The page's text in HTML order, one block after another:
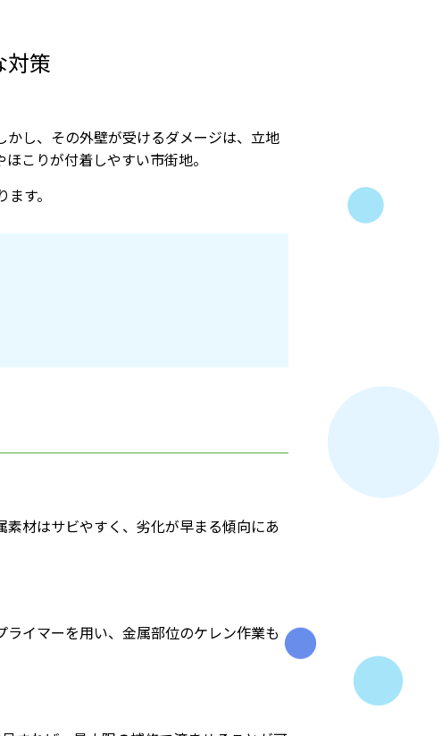
対策
し、その外壁が受けるダメージは、立地
りが付着しやすい市街地――。
す。
材はサビやすく、劣化が早まる傾向にあ
イマーを用い、金属部位のケレン作業も